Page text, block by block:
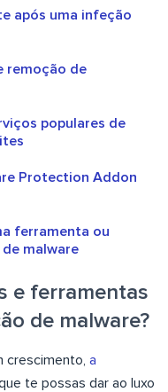
após uma infeção
remoção de
populares de
Protection Addon
ferramenta ou
malware
e ferramentas
de malware?
crescimento, a
te possas dar ao luxo